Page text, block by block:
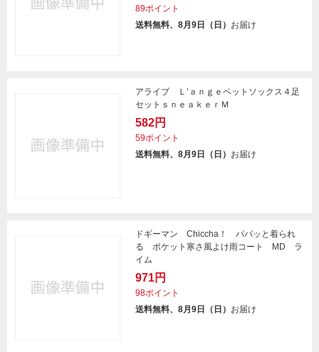
89ポイント
送料無料、8月9日（日） お届け
アライブ Ｌ’ａｎｇｅペットソックス４足
セットｓｎｅａｋｅｒＭ
582円
59ポイント
送料無料、8月9日（日） お届け
ドギーマン Chiccha！ パパッと着られ
る ポケット寒さ風よけ雨コート MD ラ
イム
971円
98ポイント
送料無料、8月9日（日） お届け